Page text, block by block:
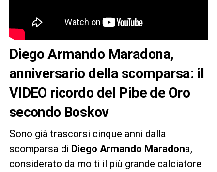
Diego Armando Maradona,
anniversario della scomparsa: il
VIDEO ricordo del Pibe de Oro
secondo Boskov
Sono già trascorsi cinque anni dalla
scomparsa di Diego Armando Maradona,
considerato da molti il più grande calciatore